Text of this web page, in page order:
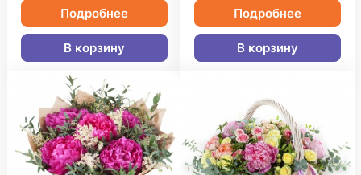
Подробнее
В корзину
Подробнее
В корзину